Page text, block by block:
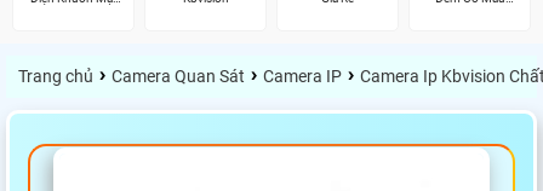
Trang chủ › Camera Quan Sát › Camera IP › Camera Ip Kbvision